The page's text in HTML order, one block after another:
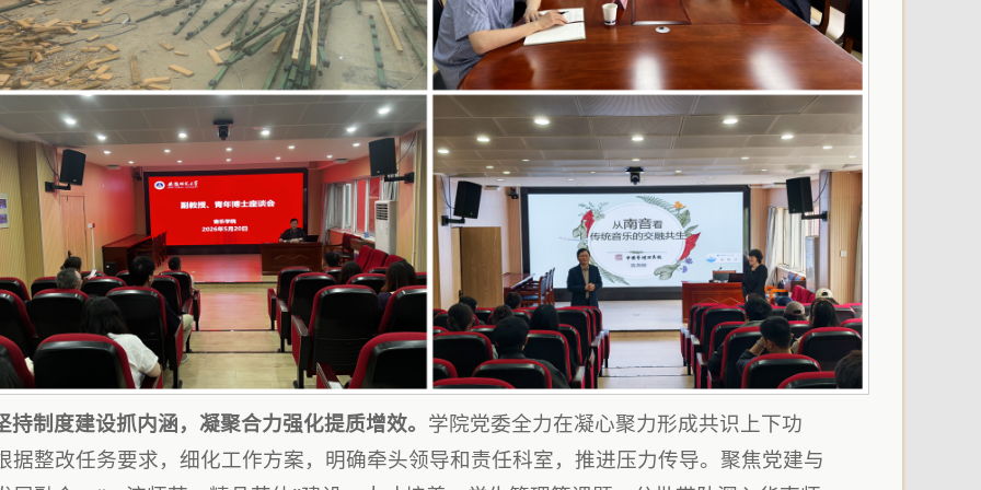
持制度建设抓内涵，凝聚合力强化提质增效。 学院党委全力在凝心聚力形成共识上下功
据整改任务要求，细化工作方案，明确牵头领导和责任科室，推进压力传导。聚焦党建与